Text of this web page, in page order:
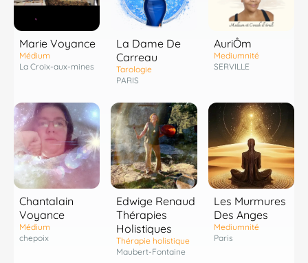
Marie Voyance
Médium
La Croix-aux-mines
La Dame De
Carreau
Tarologie
PARIS
AuriÔm
Mediumnité
SERVILLE
Chantalain
Voyance
Médium
chepoix
Edwige Renaud
Thérapies
Holistiques
Thérapie holistique
Maubert-Fontaine
Les Murmures
Des Anges
Mediumnité
Paris